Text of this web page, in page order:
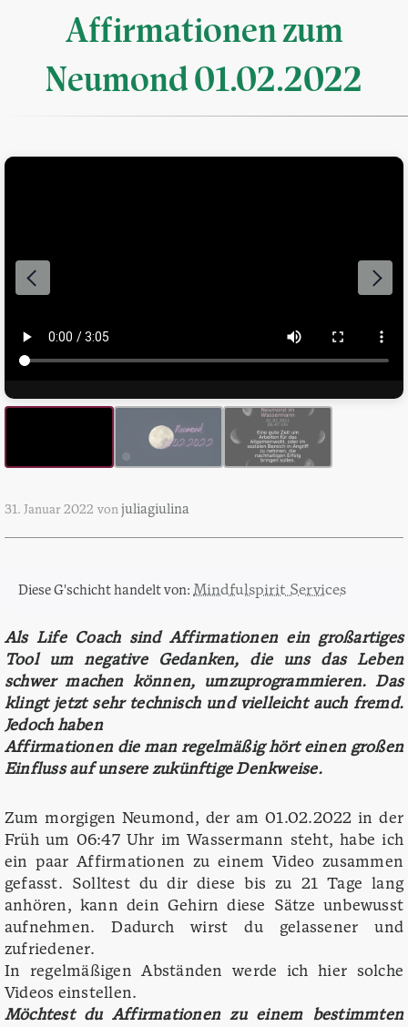
Affirmationen zum
Neumond 01.02.2022
31. Januar 2022 von juliagiulina
Diese G'schicht handelt von: Mindfulspirit Services
Als Life Coach sind Affirmationen ein großartiges
Tool um negative Gedanken, die uns das Leben
schwer machen können,
umzuprogrammieren. Das
klingt jetzt sehr technisch und vielleicht auch fremd.
Jedoch haben
Affirmationen die man regelmäßig hört einen großen
Einfluss auf unsere zukünftige Denkweise.
Zum morgigen Neumond, der am 01.02.2022 in der
Früh um 06:47 Uhr im Wassermann steht, habe ich
ein paar Affirmationen zu einem Video zusammen
gefasst. Solltest du dir diese bis zu 21 Tage lang
anhören, kann dein Gehirn diese Sätze unbewusst
aufnehmen. Dadurch wirst du gelassener und
zufriedener.
In regelmäßigen Abständen werde ich hier solche
Videos einstellen.
Möchtest du Affirmationen zu einem bestimmten